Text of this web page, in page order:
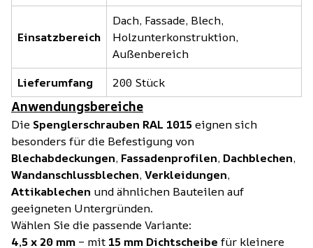
Einsatzbereich
Dach, Fassade, Blech,
Holzunterkonstruktion,
Außenbereich
Lieferumfang
200 Stück
Anwendungsbereiche
Die Spenglerschrauben RAL 1015eignen sich
besonders für die Befestigung von
Blechabdeckungen, Fassadenprofilen, Dachblechen,
Wandanschlussblechen, Verkleidungen,
Attikablechen und ähnlichen Bauteilen auf
geeigneten Untergründen.
Wählen Sie die passende Variante:
4,5 x 20 mm – mit 15 mm Dichtscheibe für kleinere